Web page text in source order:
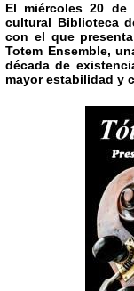
El miércoles 20
cultural Biblioteca
con el que
Totem Ensemble,
década de
mayor estabilidad y